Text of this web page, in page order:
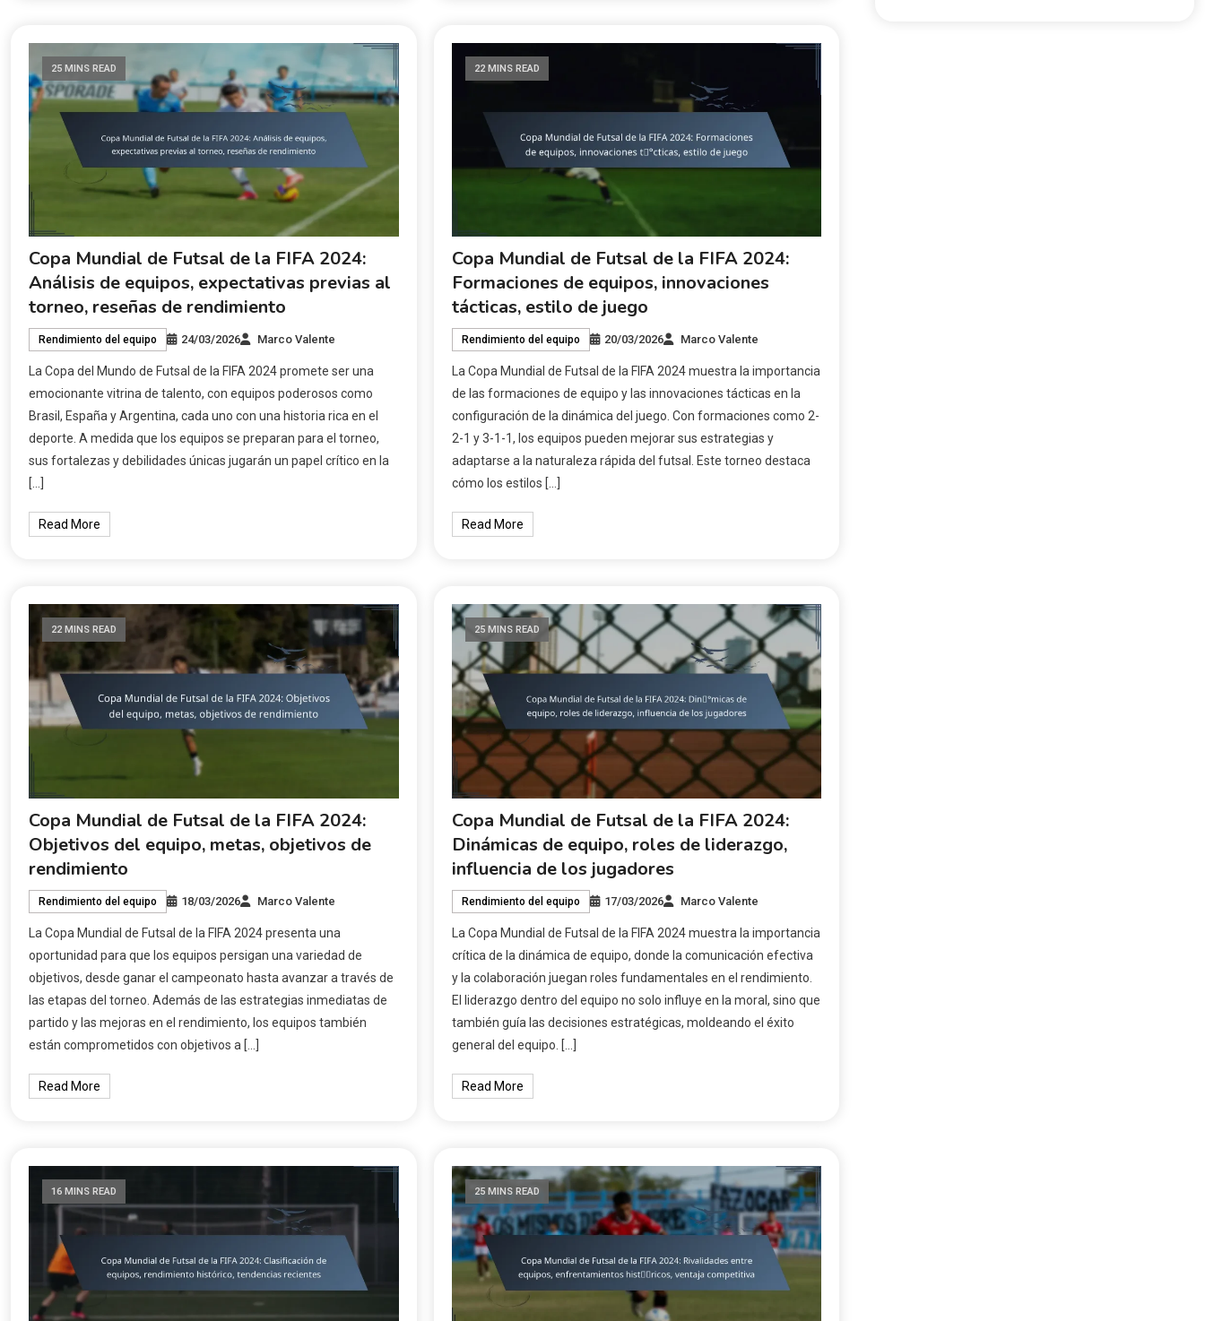
25 MINS READ
Copa Mundial de Futsal de la FIFA 2024:
Análisis de equipos, expectativas previas al
torneo, reseñas de rendimiento
Rendimiento del equipo 24/03/2026 Marco Valente
La Copa del Mundo de Futsal de la FIFA 2024 promete ser una
emocionante vitrina de talento, con equipos poderosos como
Brasil, España y Argentina, cada uno con una historia rica en el
deporte. A medida que los equipos se preparan para el torneo,
sus fortalezas y debilidades únicas jugarán un papel crítico en la
[…]
Read More
22 MINS READ
Copa Mundial de Futsal de la FIFA 2024:
Formaciones de equipos, innovaciones
tácticas, estilo de juego
Rendimiento del equipo 20/03/2026 Marco Valente
La Copa Mundial de Futsal de la FIFA 2024 muestra la importancia
de las formaciones de equipo y las innovaciones tácticas en la
configuración de la dinámica del juego. Con formaciones como 2-
2-1 y 3-1-1, los equipos pueden mejorar sus estrategias y
adaptarse a la naturaleza rápida del futsal. Este torneo destaca
cómo los estilos […]
Read More
22 MINS READ
Copa Mundial de Futsal de la FIFA 2024:
Objetivos del equipo, metas, objetivos de
rendimiento
Rendimiento del equipo 18/03/2026 Marco Valente
La Copa Mundial de Futsal de la FIFA 2024 presenta una
oportunidad para que los equipos persigan una variedad de
objetivos, desde ganar el campeonato hasta avanzar a través de
las etapas del torneo. Además de las estrategias inmediatas de
partido y las mejoras en el rendimiento, los equipos también
están comprometidos con objetivos a […]
Read More
25 MINS READ
Copa Mundial de Futsal de la FIFA 2024:
Dinámicas de equipo, roles de liderazgo,
influencia de los jugadores
Rendimiento del equipo 17/03/2026 Marco Valente
La Copa Mundial de Futsal de la FIFA 2024 muestra la importancia
crítica de la dinámica de equipo, donde la comunicación efectiva
y la colaboración juegan roles fundamentales en el rendimiento.
El liderazgo dentro del equipo no solo influye en la moral, sino que
también guía las decisiones estratégicas, moldeando el éxito
general del equipo. […]
Read More
16 MINS READ 25 MINS READ